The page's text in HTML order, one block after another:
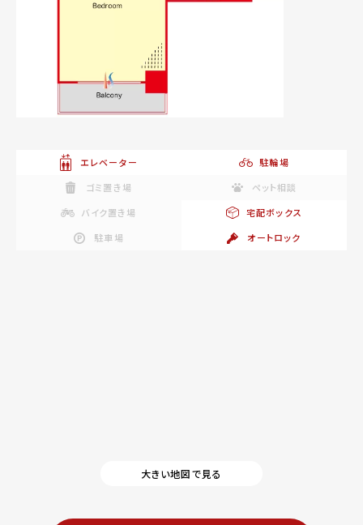
エレベーター
駐輪場
ゴミ置き場
ペット相談
バイク置き場
宅配ボックス
駐車場
オートロック
大きい地図で見る